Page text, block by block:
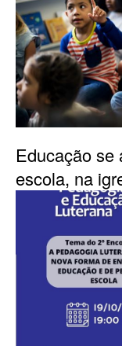
Educação se
escola, na